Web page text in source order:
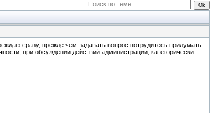
сразу, прежде чем задавать вопрос потрудитесь придумать
при обсуждении действий администрации, категорически